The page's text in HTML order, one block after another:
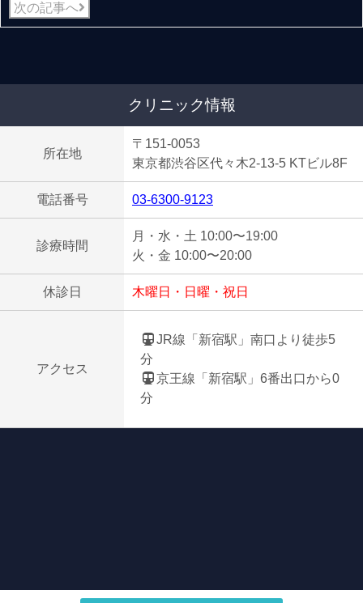
次の記事へ
クリニック情報
所在地
〒151-0053
東京都渋谷区代々木2-13-5 KTビル8F
電話番号 03-6300-9123
診療時間
月・水・土 10:00〜19:00
火・金 10:00〜20:00
休診日 木曜日・日曜・祝日
アクセス
JR線「新宿駅」南口より徒歩5
分
京王線「新宿駅」6番出口から0
分